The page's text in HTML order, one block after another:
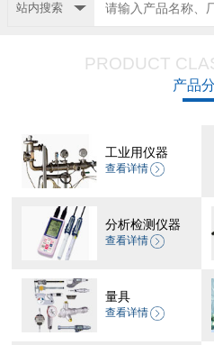
站内搜索
PRODUCT
产品
工业用仪器
查看详情
分析检测仪器
查看详情
量具
查看详情